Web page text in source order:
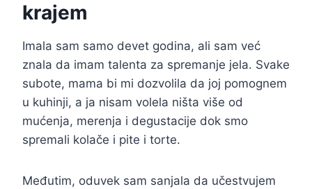
krajem
Imala sam samo devet godina, ali sam već
znala da imam talenta za spremanje jela. Svake
subote, mama bi mi dozvolila da joj pomognem
u kuhinji, a ja nisam volela ništa više od
mućenja, merenja i degustacije dok smo
spremali kolače i pite i torte.
Međutim, oduvek sam sanjala da učestvujem